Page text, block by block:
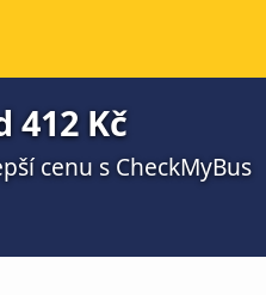
412 Kč
cenu s CheckMyBus